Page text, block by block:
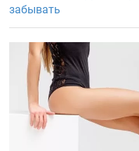
забывать